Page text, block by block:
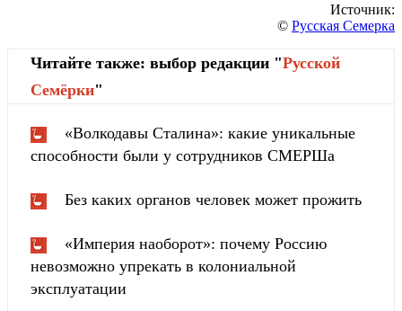
Источник:
© Русская Семерка
Читайте также: выбор редакции "Русской
Cемёрки"
«Волкодавы Сталина»: какие уникальные
способности были у сотрудников СМЕРШа
Без каких органов человек может прожить
«Империя наоборот»: почему Россию
невозможно упрекать в колониальной
эксплуатации